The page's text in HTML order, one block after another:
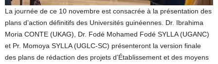
La journée de ce 10 novembre est consacrée à la présentation des
plans d’action définitifs des Universités guinéennes. Dr. Ibrahima
Moria CONTE (UKAG), Dr. Fodé Mohamed Fodé SYLLA (UGANC)
et Pr. Momoya SYLLA (UGLC-SC) présenteront la version finale
des plans de rédaction des projets d’Établissement et des moyens